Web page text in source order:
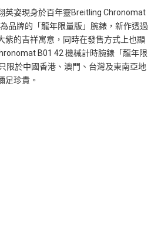
英姿現身於百年靈Breitling Chronomat
品牌的「龍年限量版」腕錶，新作透過
紫的吉祥寓意，同時在發售方式上也顯
B01 42 機械計時腕錶「龍年限
限於中國香港、澳門、台灣及東南亞地
足珍貴。